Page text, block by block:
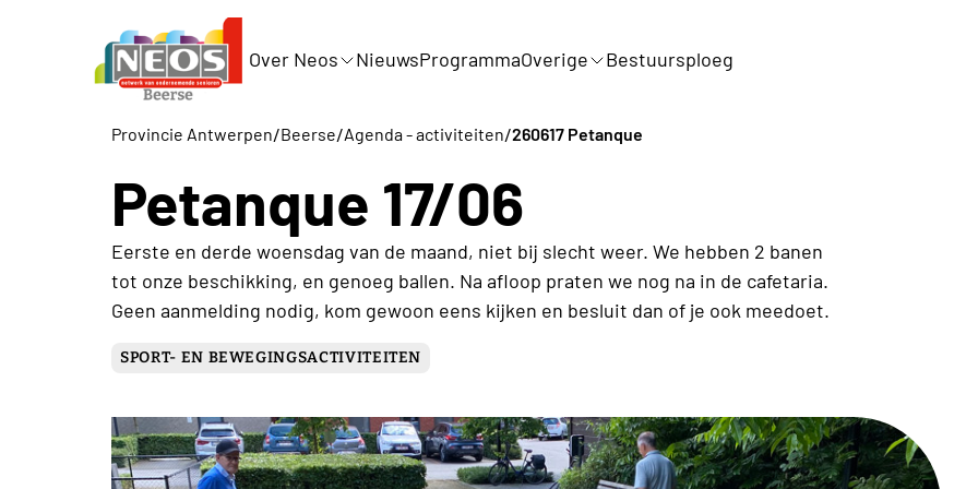
Over Neos NieuwsProgrammaOverige Bestuursploeg
Provincie Antwerpen/Beerse/Agenda - activiteiten/260617 Petanque
Petanque 17/06
Eerste en derde woensdag van de maand, niet bij slecht weer. We hebben 2 banen
tot onze beschikking, en genoeg ballen. Na afloop praten we nog na in de cafetaria.
Geen aanmelding nodig, kom gewoon eens kijken en besluit dan of je ook meedoet.
SPORT- EN BEWEGINGSACTIVITEITEN